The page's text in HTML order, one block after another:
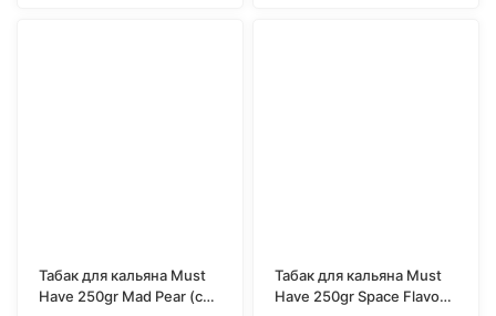
Табак для кальяна Must
Have 250gr Mad Pear (с
Табак для кальяна Must
Have 250gr Space Flavour